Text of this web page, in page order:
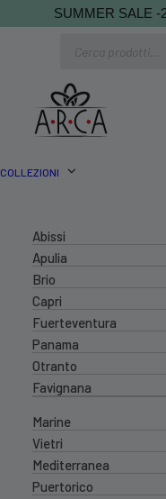
SUMMER SALE -
COLLEZIONI
Abissi
Apulia
Brio
Capri
Fuerteventura
Panama
Otranto
Favignana
Marine
Vietri
Mediterranea
Puertorico